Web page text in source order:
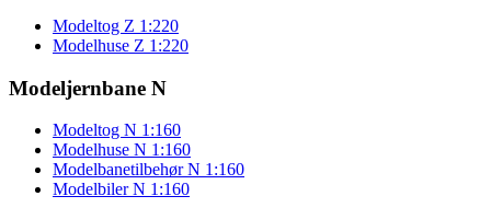
Modeltog Z 1:220
Modelhuse Z 1:220
Modeljernbane N
Modeltog N 1:160
Modelhuse N 1:160
Modelbanetilbehør N 1:160
Modelbiler N 1:160